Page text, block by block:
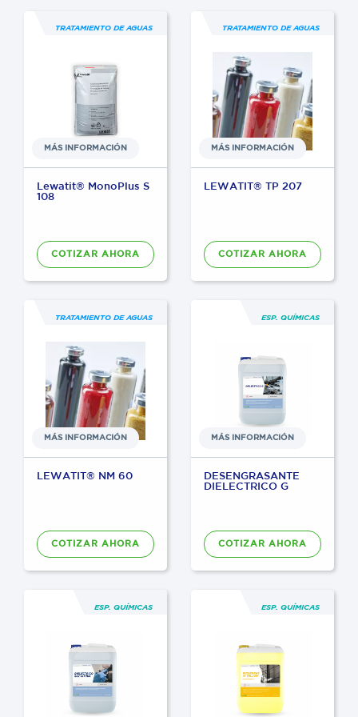
TRATAMIENTO DE AGUAS
MÁS INFORMACIÓN
Lewatit® MonoPlus S
108
COTIZAR AHORA
TRATAMIENTO DE AGUAS
MÁS INFORMACIÓN
LEWATIT® TP 207
COTIZAR AHORA
TRATAMIENTO DE AGUAS
MÁS INFORMACIÓN
LEWATIT® NM 60
COTIZAR AHORA
ESP. QUÍMICAS
MÁS INFORMACIÓN
DESENGRASANTE
DIELECTRICO G
COTIZAR AHORA
ESP. QUÍMICAS ESP. QUÍMICAS